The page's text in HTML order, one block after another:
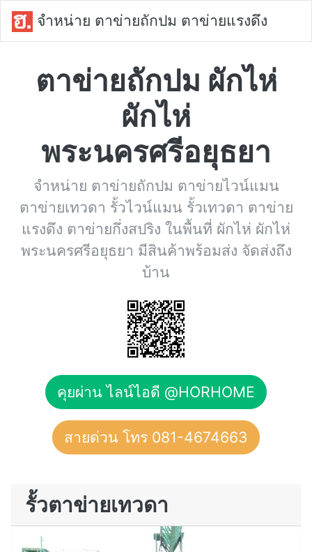
จำหน่าย ตาข่ายถักปม ตาข่ายแรงดึง
ตาข่ายถักปม ผักไห่
ผักไห่
พระนครศรีอยุธยา
จำหน่าย ตาข่ายถักปม ตาข่ายไวน์แมน
ตาข่ายเทวดา รั้วไวน์แมน รั้วเทวดา ตาข่าย
แรงดึง ตาข่ายกึ่งสปริง ในพื้นที่ ผักไห่ ผักไห่
พระนครศรีอยุธยา มีสินค้าพร้อมส่ง จัดส่งถึง
บ้าน
คุยผ่าน ไลน์ไอดี @HORHOME
สายด่วน โทร 081-4674663
รั้วตาข่ายเทวดา